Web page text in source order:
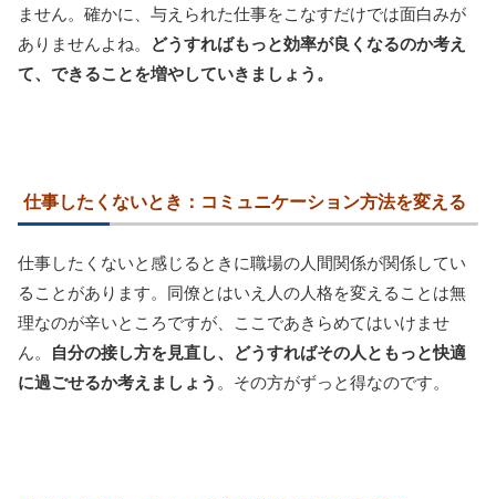
ません。確かに、与えられた仕事をこなすだけでは面白みが
ありませんよね。
どうすればもっと効率が良くなるのか考え
て、できることを増やしていきましょう。
仕事したくないとき：コミュニケーション方法を変える
仕事したくないと感じるときに職場の人間関係が関係してい
ることがあります。同僚とはいえ人の人格を変えることは無
理なのが辛いところですが、ここであきらめてはいけませ
ん。
自分の接し方を見直し、どうすればその人ともっと快適
に過ごせるか考えましょう 。その方がずっと得なのです。